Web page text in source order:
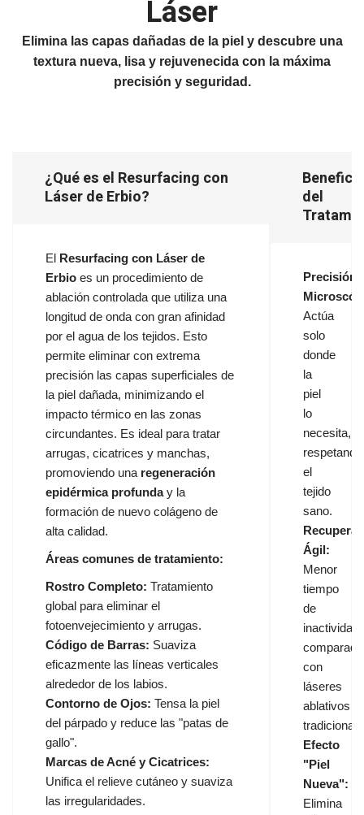
Láser
Elimina las capas dañadas de la piel y descubre una
textura nueva, lisa y rejuvenecida con la máxima
precisión y seguridad.
¿Qué es el Resurfacing con
Láser de Erbio?
El Resurfacing con Láser de
Erbio es un procedimiento de
ablación controlada que utiliza una
longitud de onda con gran afinidad
por el agua de los tejidos. Esto
permite eliminar con extrema
precisión las capas superficiales de
la piel dañada, minimizando el
impacto térmico en las zonas
circundantes. Es ideal para tratar
arrugas, cicatrices y manchas,
promoviendo una regeneración
epidérmica profunday la
formación de nuevo colágeno de
alta calidad.
Áreas comunes de tratamiento:
Rostro Completo: Tratamiento
global para eliminar el
fotoenvejecimiento y arrugas.
Código de Barras: Suaviza
eficazmente las líneas verticales
alrededor de los labios.
Contorno de Ojos: Tensa la piel
del párpado y reduce las "patas de
gallo".
Marcas de Acné y Cicatrices:
Unifica el relieve cutáneo y suaviza
las irregularidades.
del
Precisión
Actúa
solo
donde
la
piel
lo
necesita,
respetando
el
tejido
sano.
Ágil:
Menor
tiempo
de
inactividad
comparado
con
láseres
ablativos
Efecto
"Piel
Nueva":
Elimina